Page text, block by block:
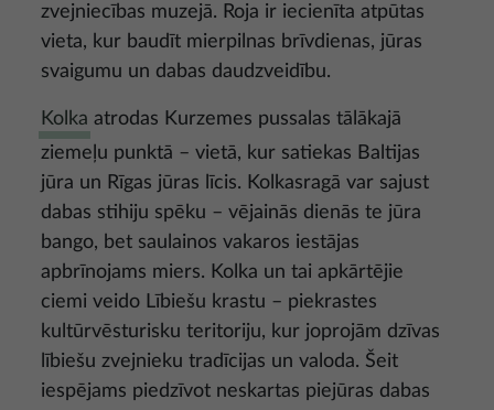
zvejniecības muzejā. Roja ir iecienīta atpūtas
vieta, kur baudīt mierpilnas brīvdienas, jūras
svaigumu un dabas daudzveidību.
Kolka atrodas Kurzemes pussalas tālākajā
ziemeļu punktā – vietā, kur satiekas Baltijas
jūra un Rīgas jūras līcis. Kolkasragā var sajust
dabas stihiju spēku – vējainās dienās te jūra
bango, bet saulainos vakaros iestājas
apbrīnojams miers. Kolka un tai apkārtējie
ciemi veido Lībiešu krastu – piekrastes
kultūrvēsturisku teritoriju, kur joprojām dzīvas
lībiešu zvejnieku tradīcijas un valoda. Šeit
iespējams piedzīvot neskartas piejūras dabas